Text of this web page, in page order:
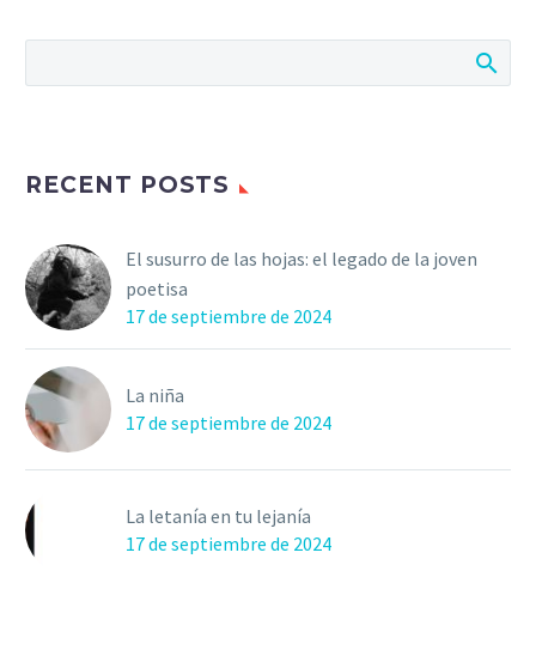
RECENT POSTS
El susurro de las hojas: el legado de la joven
poetisa
17 de septiembre de 2024
La niña
17 de septiembre de 2024
La letanía en tu lejanía
17 de septiembre de 2024